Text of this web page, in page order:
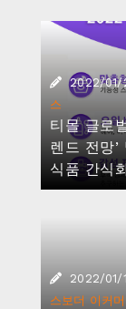
2022/01/
스
티몰 글로
렌드 전망’
식품 간식
2022/01/
스보더 이커